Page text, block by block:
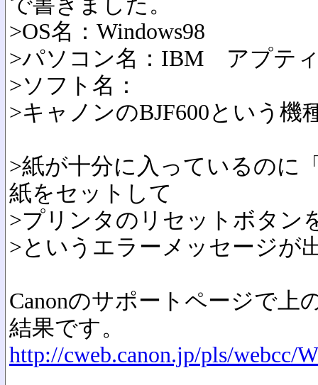
>OS名：Windows98
>パソコン名：IBM アプテ
>ソフト名：
>キャノンのBJF600という機
>紙が十分に入っているのに
紙をセットして
>プリンタのリセットボタン
>というエラーメッセージが
Canonのサポートページで上
結果です。
http://cweb.canon.jp/pls/webcc/